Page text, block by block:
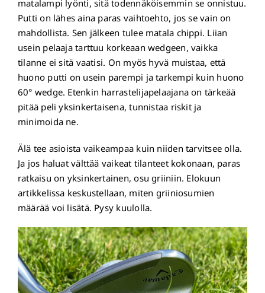
matalampi lyönti, sitä todennäköisemmin se onnistuu.
Putti on lähes aina paras vaihtoehto, jos se vain on
mahdollista. Sen jälkeen tulee matala chippi. Liian
usein pelaaja tarttuu korkeaan wedgeen, vaikka
tilanne ei sitä vaatisi. On myös hyvä muistaa, että
huono putti on usein parempi ja tarkempi kuin huono
60° wedge. Etenkin harrastelijapelaajana on tärkeää
pitää peli yksinkertaisena, tunnistaa riskit ja
minimoida ne.
Älä tee asioista vaikeampaa kuin niiden tarvitsee olla.
Ja jos haluat välttää vaikeat tilanteet kokonaan, paras
ratkaisu on yksinkertainen, osu griiniin. Elokuun
artikkelissa keskustellaan, miten griiniosumien
määrää voi lisätä. Pysy kuulolla.